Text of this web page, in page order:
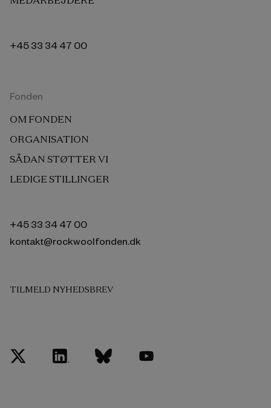
+45 33 34 47 00
Fonden
OM FONDEN
ORGANISATION
SÅDAN STØTTER VI
LEDIGE STILLINGER
+45 33 34 47 00
kontakt@rockwoolfonden.dk
TILMELD NYHEDSBREV